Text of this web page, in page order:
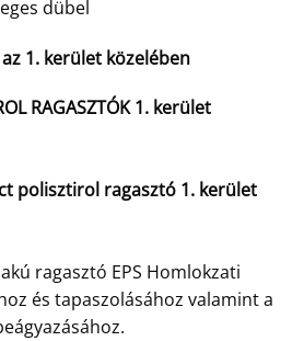
dübel
1. kerület közelében
RAGASZTÓK 1. kerület
polisztirol ragasztó 1. kerület
ragasztó EPS Homlokzati
és tapaszolásához valamint a